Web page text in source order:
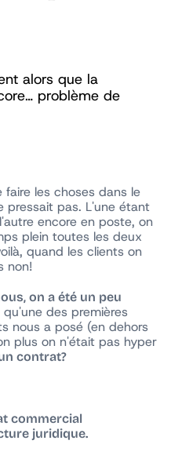
alors que la
problème de
les choses dans le
pressait pas. L'une étant
encore en poste, on
plein toutes les deux
quand les clients on
non!
on a été un peu
des premières
nous a posé (en dehors
plus on n'était pas hyper
contrat?
commercial
juridique.